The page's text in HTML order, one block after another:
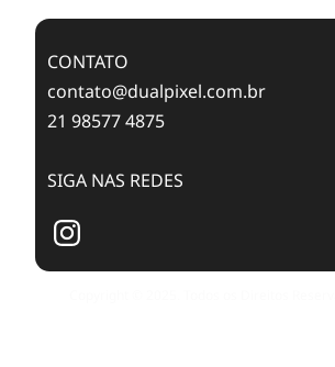
CONTATO
contato@dualpixel.com.br
21 98577 4875
SIGA NAS REDES